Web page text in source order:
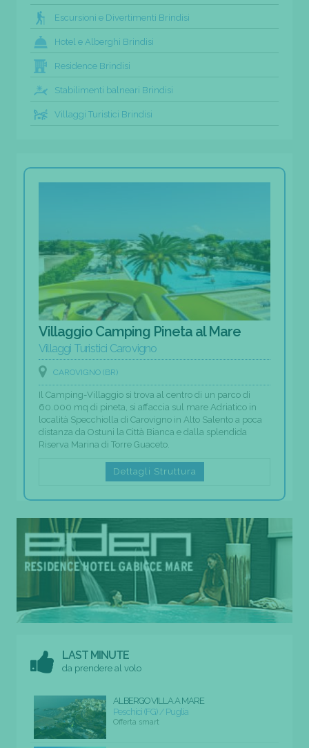
Escursioni e Divertimenti Brindisi
Hotel e Alberghi Brindisi
Residence Brindisi
Stabilimenti balneari Brindisi
Villaggi Turistici Brindisi
Villaggio Camping Pineta al Mare
Villaggi Turistici Carovigno
CAROVIGNO (BR)
Il Camping-Villaggio si trova al centro di un parco di
60.000 mq di pineta, si affaccia sul mare Adriatico in
località Specchiolla di Carovigno in Alto Salento a poca
distanza da Ostuni la Città Bianca e dalla splendida
Riserva Marina di Torre Guaceto.
Dettagli Struttura
LAST MINUTE
da prendere al volo
ALBERGO VILLA A MARE
Peschici (FG) / Puglia
Offerta smart